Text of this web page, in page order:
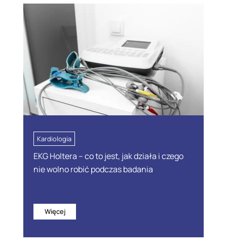
Kardiologia
EKG Holtera – co to jest, jak działa i czego
nie wolno robić podczas badania
Więcej